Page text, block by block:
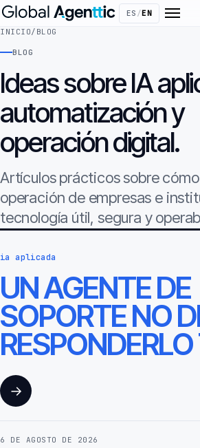
ES /EN
INICIO/ BLOG
BLOG
Ideas sobre IA
automatización y
operación digital.
Artículos prácticos sobre
operación de empresas e
tecnología útil, segura y
ia aplicada
UN AGENTE DE
SOPORTE NO
→
6 DE AGOSTO DE 2026